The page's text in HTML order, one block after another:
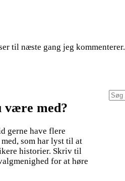
til næste gang jeg kommenterer.
være med?
gerne have flere
som har lyst til at
historier. Skriv til
for at høre
Søg